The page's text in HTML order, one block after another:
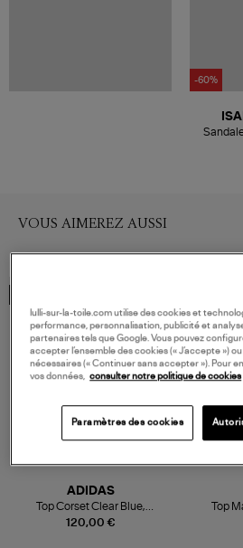
-60%
VOUS AIMEREZ AUSSI
120,00 €
ADIDAS
Top Corset Clear Blue,
Collaboration Adidas X Miaou
Top
lulli-sur-la-toile.com utilise des cookies et
performance, personnalisation, publicité et
partenaires tels que Google. Vous pouvez
accepter l’ensemble des cookies (« J’accepte »)
nécessaires (« Continuer sans accepter »). Pour
vos données, consulter notre politique de cookies
Paramètres des cookies